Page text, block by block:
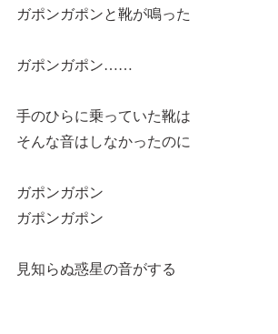
ガポンガポンと靴が鳴った
ガポンガポン……
手のひらに乗っていた靴は
そんな音はしなかったのに
ガポンガポン
ガポンガポン
見知らぬ惑星の音がする